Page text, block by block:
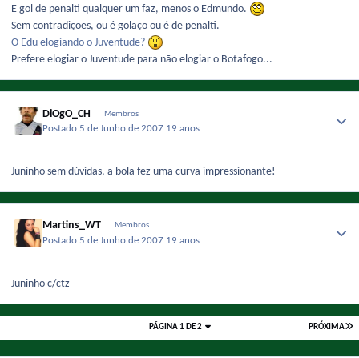
E gol de penalti qualquer um faz, menos o Edmundo.
Sem contradições, ou é golaço ou é de penalti.
O Edu elogiando o Juventude?
Prefere elogiar o Juventude para não elogiar o Botafogo...
DiOgO_CH Membros
Postado 5 de Junho de 2007 19 anos
Juninho sem dúvidas, a bola fez uma curva impressionante!
Martins_WT Membros
Postado 5 de Junho de 2007 19 anos
Juninho c/ctz
PRÓXIMA
PÁGINA 1 DE 2